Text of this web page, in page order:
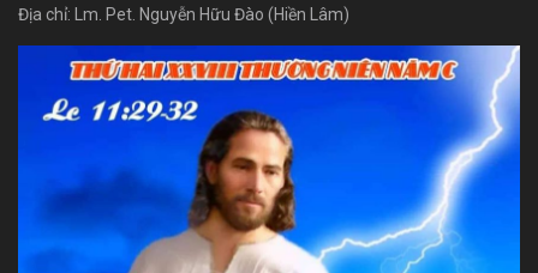
Địa chỉ: Lm. Pet. Nguyễn Hữu Đào (Hiền Lâm)